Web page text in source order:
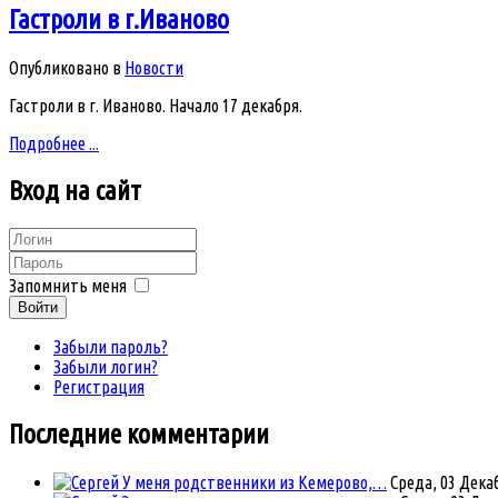
Гастроли в г.Иваново
Опубликовано в Новости
Гастроли в г. Иваново. Начало 17 декабря.
Подробнее ...
Вход на сайт
Запомнить меня
Войти
Забыли пароль?
Забыли логин?
Регистрация
Последние комментарии
У меня родственники из Кемерово,… Среда, 03